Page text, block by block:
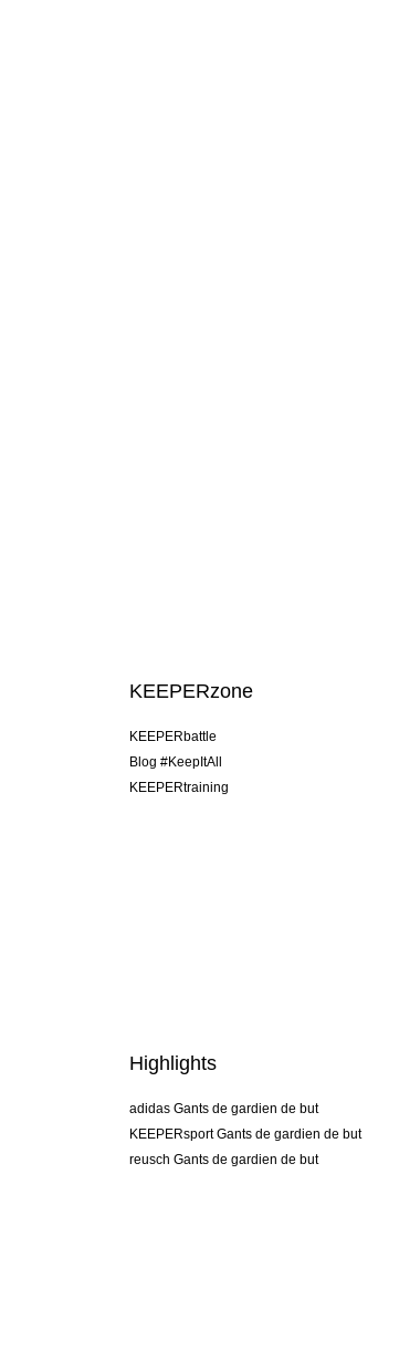
KEEPERzone
KEEPERbattle
Blog #KeepItAll
KEEPERtraining
Highlights
adidas Gants de gardien de but
KEEPERsport Gants de gardien de but
reusch Gants de gardien de but